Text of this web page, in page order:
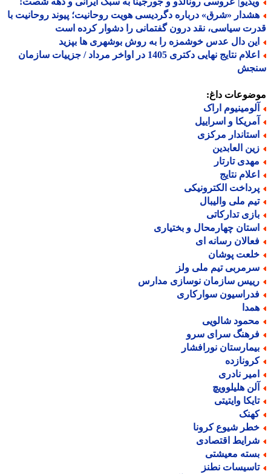
«شرق» درباره دگردیسی هویت روحانیت؛ پیوند روحانیت با
سیاسی، نقد درون گفتمانی را دشوار کرده است
دال عدس خوشمزه را به روش بوشهری ها بپزید
اعلام نتایج نهایی دکتری 1405 در اواخر مرداد / جزییات سازمان
داغ:
اراک
و اسراییل
مرکزی
العابدین
تارتار
نتایج
الکترونیکی
ملی والیبال
تدارکاتی
چهارمحال و بختیاری
رسانه ای
پوشان
تیم ملی ولز
سازمان نوسازی مدارس
سوارکاری
شالویی
سرای سرو
نورافشار
نادری
هلیلوویچ
وایتیتی
شیوع کرونا
اقتصادی
معیشتی
نطنز